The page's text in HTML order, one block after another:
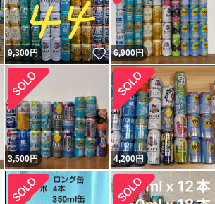
いいね！
9,300円 いいね！
6,900円
3,500円 4,200円